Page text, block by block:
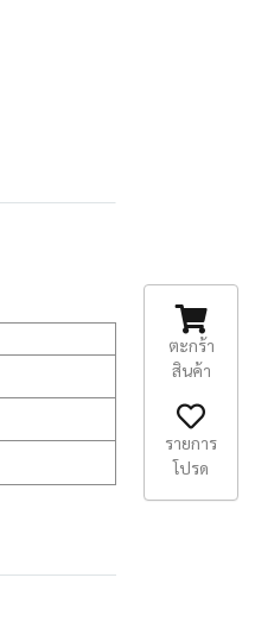
ตะกร้า
สินค้า
รายการ
โปรด